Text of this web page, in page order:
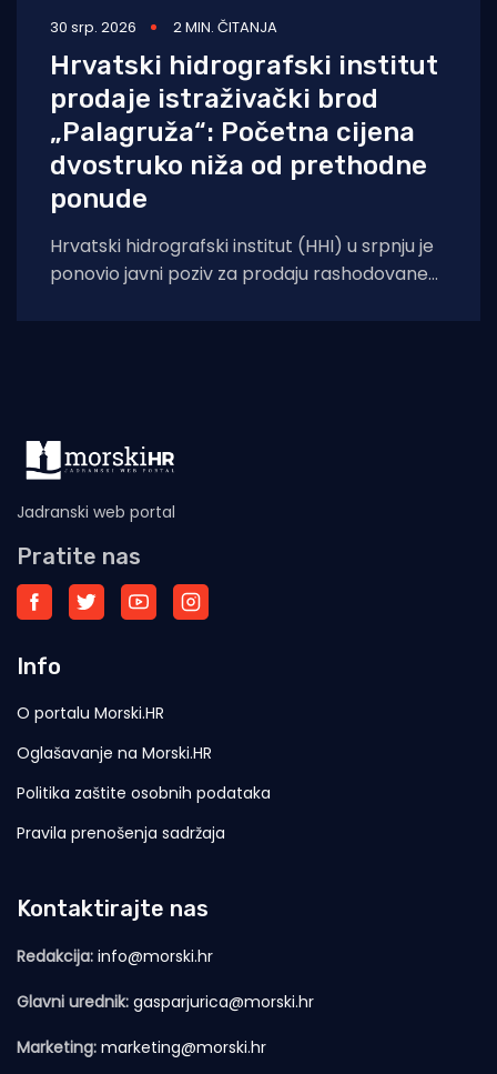
30 srp. 2026 2 MIN. ČITANJA
Hrvatski hidrografski institut
prodaje istraživački brod
„Palagruža“: Početna cijena
dvostruko niža od prethodne
ponude
Hrvatski hidrografski institut (HHI) u srpnju je
ponovio javni poziv za prodaju rashodovane
Jadranski web portal
Pratite nas
Info
O portalu Morski.HR
Oglašavanje na Morski.HR
Politika zaštite osobnih podataka
Pravila prenošenja sadržaja
Kontaktirajte nas
Redakcija: info@morski.hr
Glavni urednik: gasparjurica@morski.hr
Marketing: marketing@morski.hr